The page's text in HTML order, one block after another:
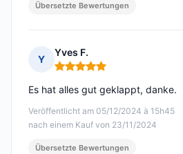
Übersetzte Bewertungen
Y
Yves F.
Hinweis: 5 von 5
Veröffentlicht am 05/12/2024 à 15h45
nach einem Kauf von 23/11/2024
Es hat alles gut geklappt, danke.
Übersetzte Bewertungen